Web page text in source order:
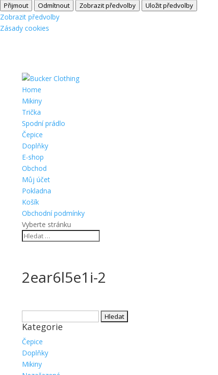
Přijmout Odmítnout Zobrazit předvolby Uložit předvolby
Zobrazit předvolby
Zásady cookies
Home
Mikiny
Trička
Spodní prádlo
Čepice
Doplňky
E-shop
Obchod
Můj účet
Pokladna
Košík
Obchodní podmínky
Vyberte stránku
2ear6l5e1i-2
Kategorie
Čepice
Doplňky
Mikiny